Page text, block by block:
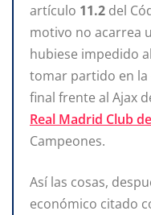
artículo 11.2 del
motivo no acarrea
hubiese impedido
tomar partido en
final frente al Ajax
Real Madrid Club
Campeones.
Así las cosas,
económico citado